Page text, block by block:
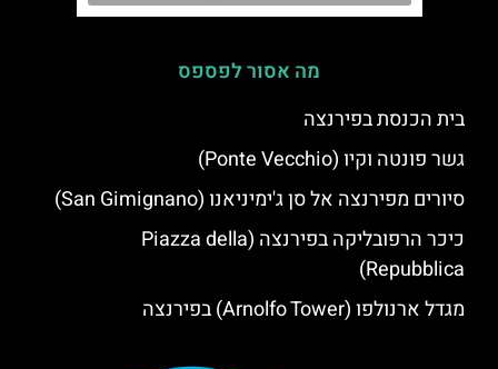
מה אסור לפספס
בית הכנסת בפירנצה
גשר פונטה וקיו (Ponte Vecchio)
סיורים מפירנצה אל סן ג'ימיניאנו (San Gimignano)
כיכר הרפובליקה בפירנצה (Piazza della
Repubblica)
מגדל ארנולפו (Arnolfo Tower) בפירנצה